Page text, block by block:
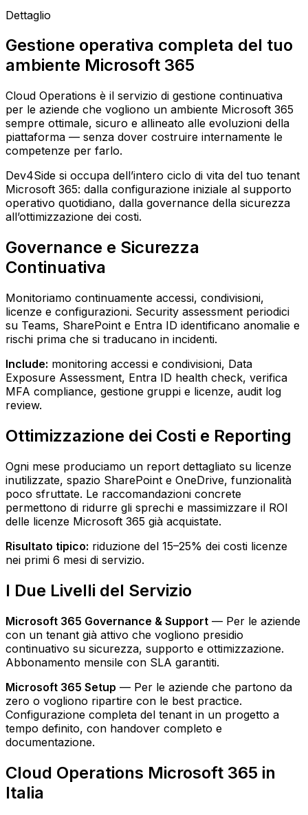
Dettaglio
Gestione operativa completa del tuo
ambiente Microsoft 365
Cloud Operations è il servizio di gestione continuativa
per le aziende che vogliono un ambiente Microsoft 365
sempre ottimale, sicuro e allineato alle evoluzioni della
piattaforma — senza dover costruire internamente le
competenze per farlo.
Dev4Side si occupa dell’intero ciclo di vita del tuo tenant
Microsoft 365: dalla configurazione iniziale al supporto
operativo quotidiano, dalla governance della sicurezza
all’ottimizzazione dei costi.
Governance e Sicurezza
Continuativa
Monitoriamo continuamente accessi, condivisioni,
licenze e configurazioni. Security assessment periodici
su Teams, SharePoint e Entra ID identificano anomalie e
rischi prima che si traducano in incidenti.
Include: monitoring accessi e condivisioni, Data
Exposure Assessment, Entra ID health check, verifica
MFA compliance, gestione gruppi e licenze, audit log
review.
Ottimizzazione dei Costi e Reporting
Ogni mese produciamo un report dettagliato su licenze
inutilizzate, spazio SharePoint e OneDrive, funzionalità
poco sfruttate. Le raccomandazioni concrete
permettono di ridurre gli sprechi e massimizzare il ROI
delle licenze Microsoft 365 già acquistate.
Risultato tipico: riduzione del 15–25% dei costi licenze
nei primi 6 mesi di servizio.
I Due Livelli del Servizio
Microsoft 365 Governance & Support — Per le aziende
con un tenant già attivo che vogliono presidio
continuativo su sicurezza, supporto e ottimizzazione.
Abbonamento mensile con SLA garantiti.
Microsoft 365 Setup — Per le aziende che partono da
zero o vogliono ripartire con le best practice.
Configurazione completa del tenant in un progetto a
tempo definito, con handover completo e
documentazione.
Cloud Operations Microsoft 365 in
Italia